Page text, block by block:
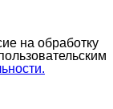
на обработку